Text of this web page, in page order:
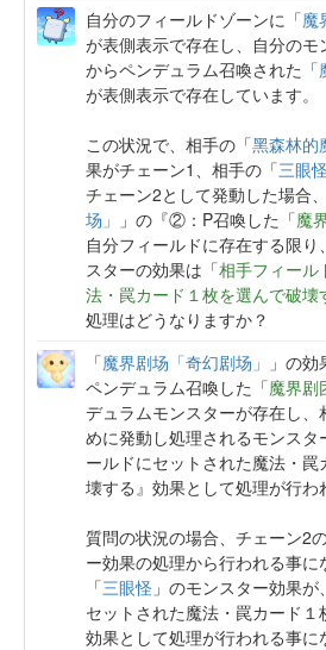
自分のフィールドゾーンに「魔
が表側表示で存在し、自分の
からペンデュラム召喚された「
が表側表示で存在しています。
この状況で、相手の「黑森林的
果がチェーン1、相手の「三眼怪
チェーン2として発動した場合
场」
」の『②：P召喚した「魔
自分フィールドに存在する限
スターの効果は「相手フィール
法・罠カード１枚を選んで破壊
処理はどうなりますか？
「魔界剧场「奇幻剧场」
」の効
ペンデュラム召喚した「魔界剧
デュラムモンスターが存在し、
めに発動し処理されるモンスタ
ールドにセットされた魔法・
壊する』効果として処理が行わ
質問の状況の場合、チェーン2
ー効果の処理から行われる事
「三眼怪 」のモンスター効果
セットされた魔法・罠カード１
効果として処理が行われる事に